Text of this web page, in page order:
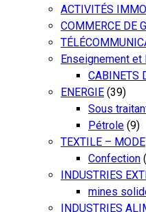
ACTIVITÉS
COMMERCE DE
Enseignement et
CABINETS
ENERGIE (39)
Sous
Pétrole (9)
TEXTILE – MODE
Confection
INDUSTRIES
mines
INDUSTRIES